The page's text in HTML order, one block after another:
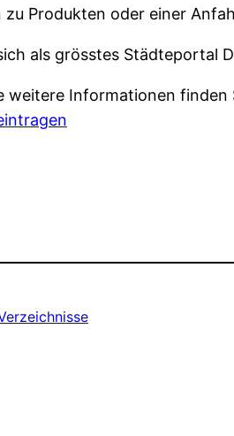
Produkten oder einer
als grösstes Städteportal
weitere Informationen finden